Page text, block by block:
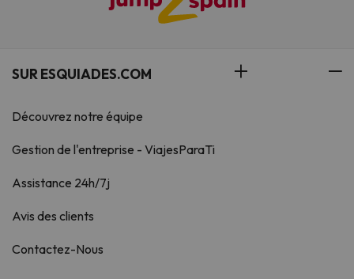
SUR ESQUIADES.COM
Découvrez notre équipe
Gestion de l'entreprise - ViajesParaTi
Assistance 24h/7j
Avis des clients
Contactez-Nous